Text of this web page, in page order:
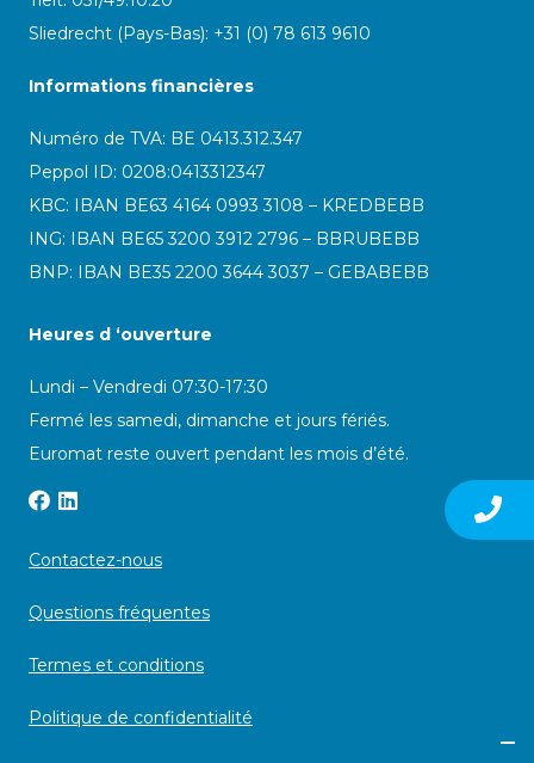
Sliedrecht (Pays-Bas): +31 (0) 78 613 9610
Informations financières
Numéro de TVA: BE 0413.312.347
Peppol ID: 0208:0413312347
KBC: IBAN BE63 4164 0993 3108 – KREDBEBB
ING: IBAN BE65 3200 3912 2796 – BBRUBEBB
BNP: IBAN BE35 2200 3644 3037 – GEBABEBB
Heures d ‘ouverture
Lundi – Vendredi 07:30-17:30
Fermé les samedi, dimanche et jours fériés.
Euromat reste ouvert pendant les mois d’été.
Contactez-nous
Questions fréquentes
Termes et conditions
Politique de confidentialité